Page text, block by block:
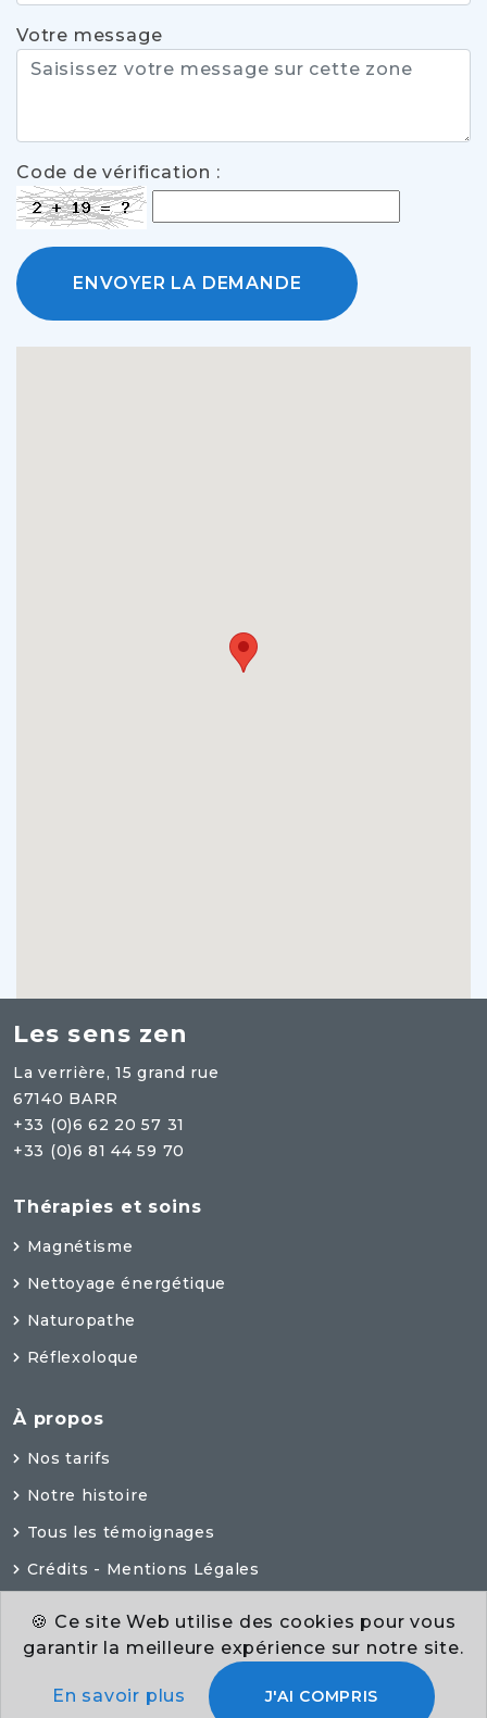
Votre message
Code de vérification :
ENVOYER LA DEMANDE
Les sens zen
La verrière, 15 grand rue
67140 BARR
+33 (0)6 62 20 57 31
+33 (0)6 81 44 59 70
Thérapies et soins
Magnétisme
Nettoyage énergétique
Naturopathe
Réflexoloque
À propos
Nos tarifs
Notre histoire
Tous les témoignages
Crédits - Mentions Légales
©2024 Les sens zen . SIRET : 528 270 671 00027 -
propulsé par une plateforme Iris-Kube
🍪 Ce site Web utilise des cookies pour vous
garantir la meilleure expérience sur notre site.
En savoir plus J'AI COMPRIS